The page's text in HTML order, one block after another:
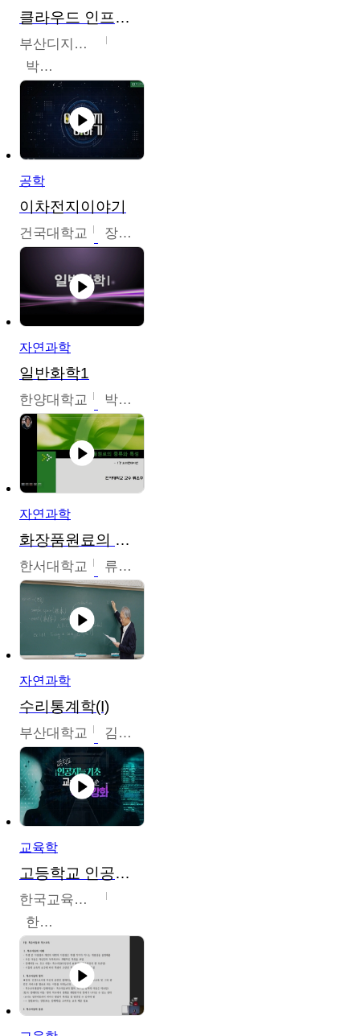
클라우드 인프라 구축 및 활용
부산디지털대학교
박수현
공학
이차전지이야기
건국대학교 장호현
자연과학
일반화학1
한양대학교 박경호
자연과학
화장품원료의 종류와 특성
한서대학교 류은주
자연과학
수리통계학(I)
부산대학교 김충락
교육학
고등학교 인공지능 기초 교수ㆍ학습 역량 강화
한국교육학술정보원
한국교육학술정보원